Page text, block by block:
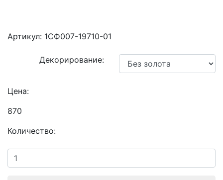
Артикул: 1СФ007-19710-01
Декорирование:
Цена:
870
Количество: